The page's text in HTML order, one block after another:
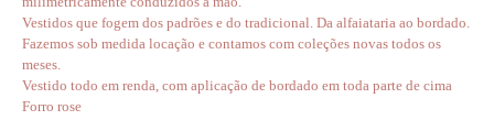
Vestidos que fogem dos padrões e do tradicional. Da alfaiataria ao bordado.
Fazemos sob medida locação e contamos com coleções novas todos os
meses.
Vestido todo em renda, com aplicação de bordado em toda parte de cima
Forro rose